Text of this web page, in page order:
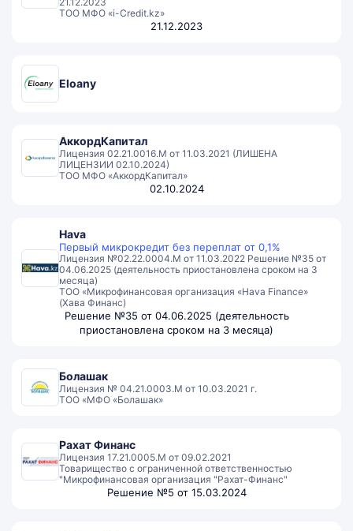
ТОО МФО «i-Credit.kz»
21.12.2023
Eloany
АккордКапитал
Лицензия 02.21.0016.M от 11.03.2021 (ЛИШЕНА
ЛИЦЕНЗИИ 02.10.2024)
ТОО МФО «АккордКапитал»
02.10.2024
Hava
Первый микрокредит без переплат от 0,1%
Лицензия №02.22.0004.М от 11.03.2022 Решение №35 от
04.06.2025 (деятельность приостановлена сроком на 3
месяца)
TOO «Микрофинансовая организация «Hava Finance»
(Хава Финанс)
Решение №35 от 04.06.2025 (деятельность
приостановлена сроком на 3 месяца)
Болашак
Лицензия № 04.21.0003.М от 10.03.2021 г.
ТОО «МФО «Болашак»
Рахат Финанс
Лицензия 17.21.0005.M от 09.02.2021
Товарищество с ограниченной ответственностью
"Микрофинансовая организация "Рахат-Финанс"
Решение №5 от 15.03.2024